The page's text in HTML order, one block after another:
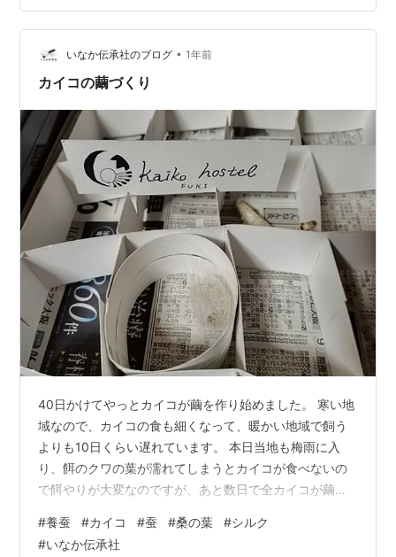
ないので、蚕のために葉を使うことはないでしょうが、
桑の実は甘くて美味しい。 雑木林には大きな桑の木があ
り、たくさんの実をつけています。
いなか伝承社のブログ • 1年前
カイコの繭づくり
40日かけてやっとカイコが繭を作り始めました。 寒い地
域なので、カイコの食も細くなって、暖かい地域で飼う
よりも10日くらい遅れています。 本日当地も梅雨に入
り、餌のクワの葉が濡れてしまうとカイコが食べないの
で餌やりが大変なのですが、あと数日で全カイコが繭を
の葉 #シルク
#養蚕 #カイコ #蚕 #桑の葉 #シルク
#いなか伝承社